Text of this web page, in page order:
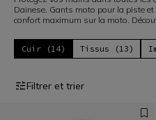
Dainese. Gants moto pour la piste
confort maximum sur la moto.
Cuir (14) Tissus (13)
Filtrer et trier